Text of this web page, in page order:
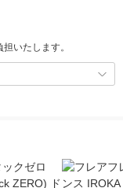
いたします。